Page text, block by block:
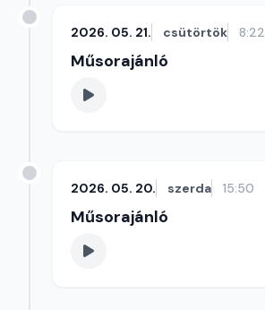
2026. 05. 21. csütörtök 8:22
Műsorajánló
2026. 05. 20. szerda 15:50
Műsorajánló